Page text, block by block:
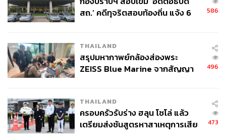
สถ.’ คดีทุจริตสอบท้องถิ่น แจ้ง 6
586
THAILAND
สรุปมหากาพย์กล้องส่องพระ
ZEISS Blue Marine จากสัญญา
จ่ายหนี้-แอบระบุแบรนด์
496
THAILAND
ครอบครัวรับร่าง ฮลุน โซโล่ แล้ว
เตรียมส่งชันสูตรหาสาเหตุการเสีย
473